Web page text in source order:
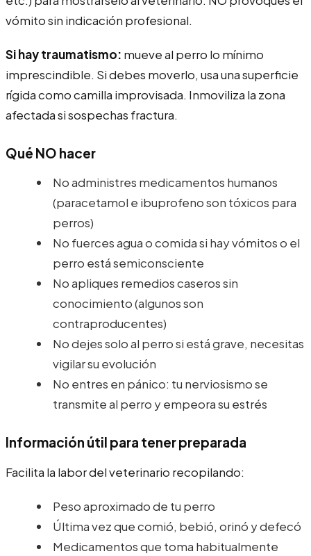
vómito sin indicación profesional.
Si hay traumatismo: mueve al perro lo mínimo
imprescindible. Si debes moverlo, usa una superficie
rígida como camilla improvisada. Inmoviliza la zona
afectada si sospechas fractura.
Qué NO hacer
No administres medicamentos humanos
(paracetamol e ibuprofeno son tóxicos para
perros)
No fuerces agua o comida si hay vómitos o el
perro está semiconsciente
No apliques remedios caseros sin
conocimiento (algunos son
contraproducentes)
No dejes solo al perro si está grave, necesitas
vigilar su evolución
No entres en pánico: tu nerviosismo se
transmite al perro y empeora su estrés
Información útil para tener preparada
Facilita la labor del veterinario recopilando:
Peso aproximado de tu perro
Última vez que comió, bebió, orinó y defecó
Medicamentos que toma habitualmente